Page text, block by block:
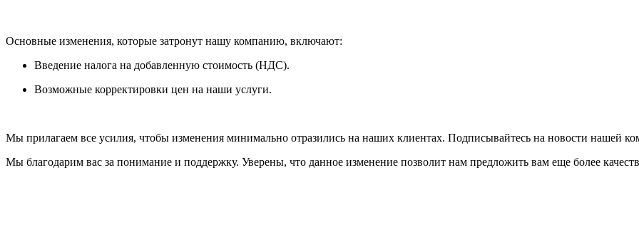
Основные изменения, которые затронут нашу компанию, включают:
Введение налога на добавленную стоимость (НДС).
Возможные корректировки цен на наши услуги.
Мы прилагаем все усилия, чтобы изменения минимально отразились на наших клиентах. Подписывайтесь на новости нашей
Мы благодарим вас за понимание и поддержку. Уверены, что данное изменение позволит нам предложить вам еще более